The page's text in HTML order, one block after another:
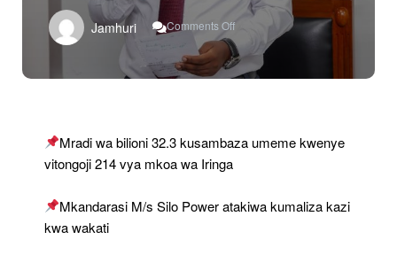
Jamhuri Comments Off
Iringa
Asisitiza
Vifaa
Mradi wa bilioni 32.3 kusambaza umeme kwenye
vitongoji 214 vya mkoa wa Iringa
Mkandarasi M/s Silo Power atakiwa kumaliza kazi
kwa wakati